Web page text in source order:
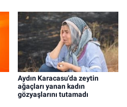
Aydın Karacasu'da zeytin
ağaçları yanan kadın
gözyaşlarını tutamadı